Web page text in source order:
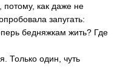
потому, как даже не
запугать:
бедняжкам жить? Где
Только один, чуть